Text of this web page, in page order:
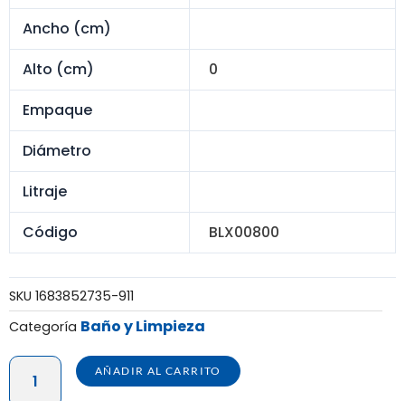
Ancho (cm)
Alto (cm)
0
Empaque
Diámetro
Litraje
Código
BLX00800
SKU 1683852735-911
Categoría Baño y Limpieza
BALDE
AÑADIR AL CARRITO